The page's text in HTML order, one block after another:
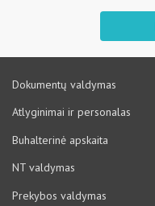
Dokumentų valdymas
Atlyginimai ir personalas
Buhalterinė apskaita
NT valdymas
Prekybos valdymas